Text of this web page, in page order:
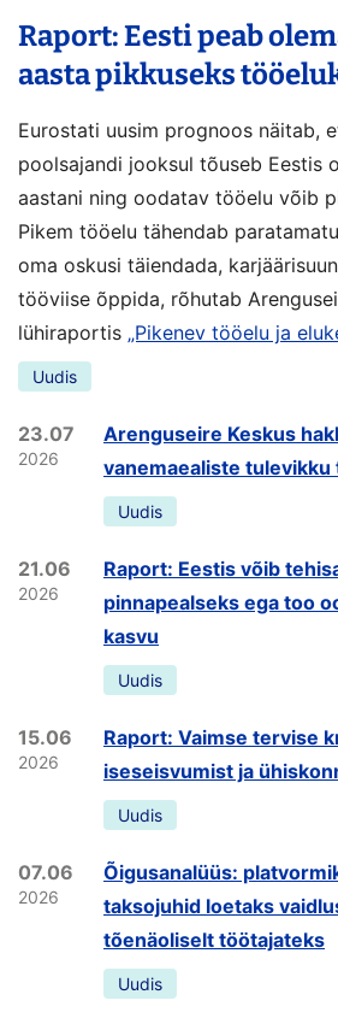
Raport: Eesti peab
aasta pikkuseks
Eurostati uusim prognoos näitab,
poolsajandi jooksul tõuseb Eestis
aastani ning oodatav tööelu võib
Pikem tööelu tähendab
oma oskusi täiendada,
tööviise õppida, rõhutab
lühiraportis „Pikenev tööelu ja
Uudis
23.07
2026
Arenguseire Keskus
vanemaealiste
Uudis
21.06
2026
Raport: Eestis võib
pinnapealseks ega too
kasvu
Uudis
15.06
2026
Raport: Vaimse tervise
iseseisvumist ja
Uudis
07.06
2026
Õigusanalüüs:
taksojuhid loetaks
tõenäoliselt töötajateks
Uudis